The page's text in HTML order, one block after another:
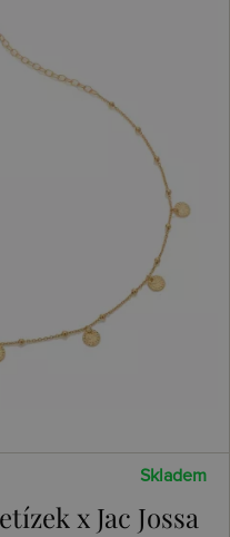
Skladem
x Jac Jossa